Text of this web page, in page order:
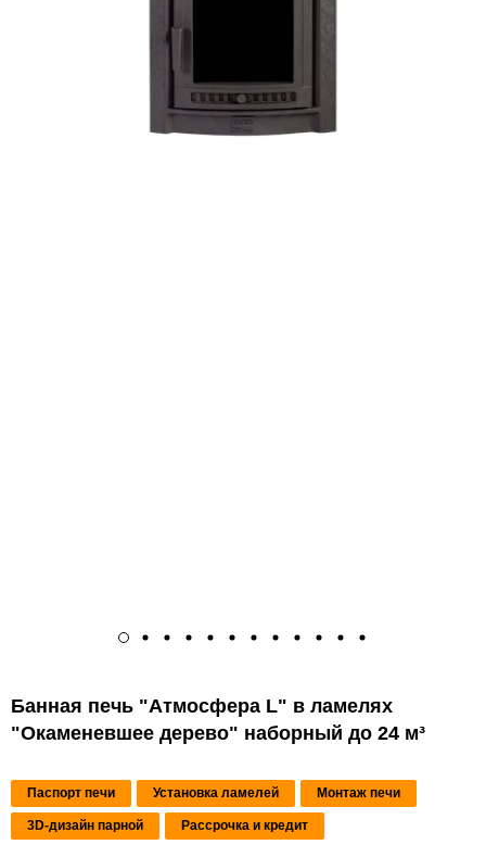
Банная печь "Атмосфера L" в ламелях
"Окаменевшее дерево" наборный до 24 м³
Паспорт печи Установка ламелей Монтаж печи
3D-дизайн парной Рассрочка и кредит